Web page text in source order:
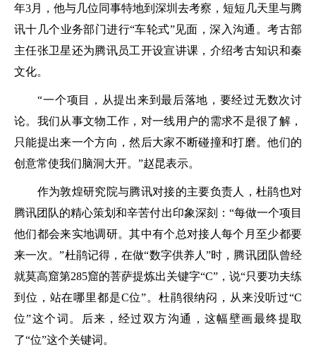
年3月，他与几位同事特地到深圳去考察，短短几天里与腾
讯十几个业务部门进行“车轮式”见面，深入沟通。考古部
主任张卫星还为腾讯员工开设宣讲课，介绍考古知识和秦
文化。
“一个项目，从提出来到最后落地，要经过无数次讨
论。我们从事文物工作，对一线用户的需求不是很了解，
只能提出来一个方向，然后大家不断碰撞和打磨。他们的
创意常使我们脑洞大开。”赵昆表示。
作为敦煌研究院与腾讯对接的主要负责人，杜鹃也对
腾讯团队的精心策划和辛苦付出印象深刻：“每做一个项目
他们都会来实地调研。其中有个总对接人每个月至少都要
来一次。”杜鹃记得，在做“数字供养人”时，腾讯团队曾经
就莫高窟第285窟的菩萨提炼出关键字“C”，说“只要功夫练
到位，站在哪里都是C位”。杜鹃很纳闷，从来没听过“C
位”这个词。后来，经过双方沟通，这幅壁画最终提取
了“位”这个关键词。